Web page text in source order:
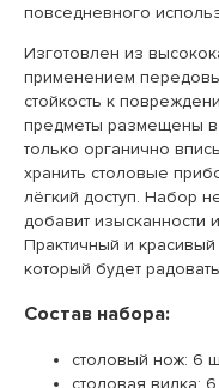
повседневного
Изготовлен из
применением
стойкость к
предметы размещены в
только органично
хранить столовые
лёгкий доступ. Набор
добавит изысканности
Практичный и
который будет
Состав набора:
столовый нож: 6
столовая вилка: 6